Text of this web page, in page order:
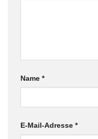
Name *
E-Mail-Adresse *